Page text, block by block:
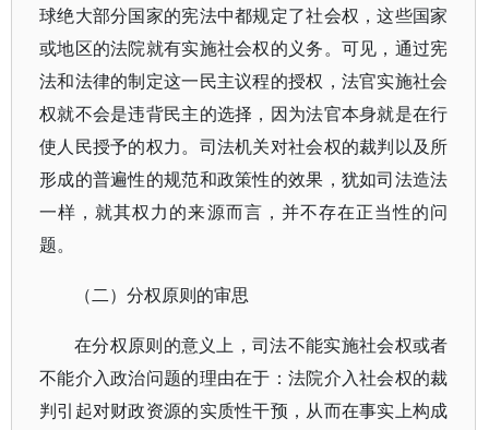
球绝大部分国家的宪法中都规定了社会权，这些国家
或地区的法院就有实施社会权的义务。可见，通过宪
法和法律的制定这一民主议程的授权，法官实施社会
权就不会是违背民主的选择，因为法官本身就是在行
使人民授予的权力。司法机关对社会权的裁判以及所
形成的普遍性的规范和政策性的效果，犹如司法造法
一样，就其权力的来源而言，并不存在正当性的问
题。
（二）分权原则的审思
在分权原则的意义上，司法不能实施社会权或者
不能介入政治问题的理由在于：法院介入社会权的裁
判引起对财政资源的实质性干预，从而在事实上构成